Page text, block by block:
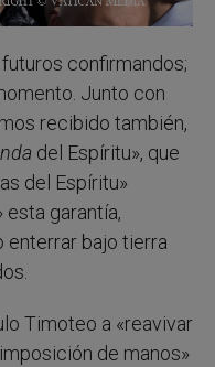
confirmandos;
Junto con
recibido también,
del Espíritu», que
del Espíritu»
esta garantía,
enterrar bajo tierra
Timoteo a «reavivar
de manos»